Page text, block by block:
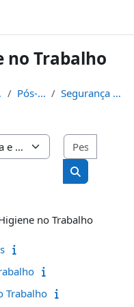
no Trabalho
Pós-graduações Segurança e Higiene no Trabalho
Pesquisar
no Trabalho
Trabalho